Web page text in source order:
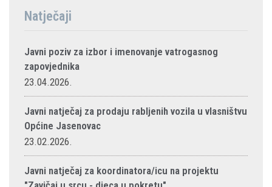
Natječaji
Javni poziv za izbor i imenovanje vatrogasnog
zapovjednika
23.04.2026.
Javni natječaj za prodaju rabljenih vozila u vlasništvu
Općine Jasenovac
23.02.2026.
Javni natječaj za koordinatora/icu na projektu